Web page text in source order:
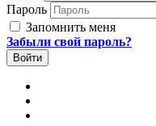
Пароль
Запомнить меня
Забыли свой пароль?